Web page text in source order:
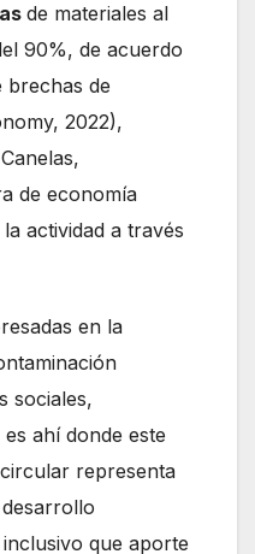
de materiales al
90%, de acuerdo
brechas de
2022),
de economía
actividad a través
en la
sociales,
es ahí donde este
representa
que aporte